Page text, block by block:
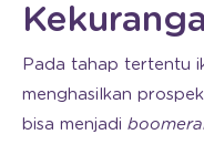
Pada tahap tertentu
menghasilkan
bisa menjadi